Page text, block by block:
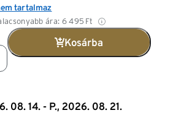
ára: 6 495 Ft
tartalmaz
Kosárba
08. 14. - P., 2026. 08. 21.